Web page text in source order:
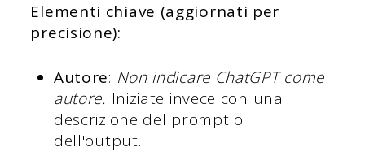
Elementi chiave (aggiornati per
precisione):
Autore: Non indicare ChatGPT come
autore. Iniziate invece con una
descrizione del prompt o
dell'output.